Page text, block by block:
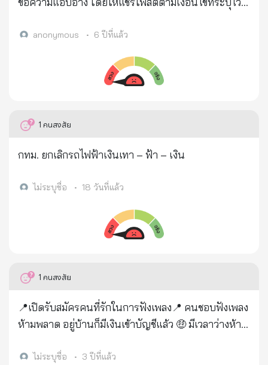
อยากอ่าน และมองว่าไม่น่าจะมีอันตรายอะไรเกิดขึ้น 4.
Banking การเชื่อมระหว่างบัญชี Mobile Banking ของผู้
เสียหาย กับบัญชี E-Wallet ของคนร้ายก็จะสมบูรณ์ ดัง
บัญชีธนาคารของผู้เสียหาย ผ่านช่องทาง Mobile
Banking ไปยังบัญชี E-Wallet ของคนร้ายจนหมด
ภายในเวลาไม่กี่นาทีนั่นเอง จึงขอเตือนให้ทุกคน
มีการแจ้งเตือนเข้ามาในโทรศัพท์ โดยเฉพาะที่เกี่ยวกับ
ละเอียด หากอ่านแล้วไม่เข้าใจก็ยังไม่ต้องตอบตกลง
เพราะไม่แน่ว่าการแตะหน้าจอเพียงครั้งเดียว อาจจะ
และภาพ : เฟซบุ๊ก กองปราบปราม (กฎหมายตำรวจและ
พนักงานสอบสวน by ภูมิรพี ผลาภูมิ)✅
anonymous • 6 ปีที่แล้ว
1 คนสงสัย
กทม. ยกเลิกรถไฟฟ้าเงินเทา – ฟ้า – เงิน
ไม่ระบุชื่อ • 18 วันที่แล้ว
1 คนสงสัย
📍เปิดรับสมัครคนที่รักในการฟังเพลง📍 คนชอบฟังเพลง
ห้ามพลาด อยู่บ้านก็มีเงินเข้าบัญชีแล้ว 🤑 มีเวลาว่างห้าม
ขอคนพร้อมเริ่มงานได้เลย 🍬 นักเรียน นักศึกษา ว่าง
ไม่ระบุชื่อ • 3 ปีที่แล้ว